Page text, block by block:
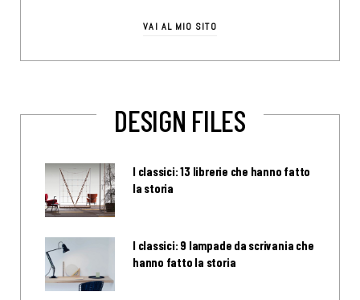
VAI AL MIO SITO
DESIGN FILES
I classici: 13 librerie che hanno fatto
la storia
I classici: 9 lampade da scrivania che
hanno fatto la storia